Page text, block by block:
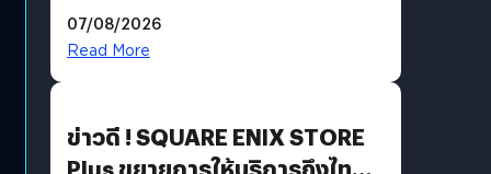
07/08/2026
Read More
ข่าวดี ! SQUARE ENIX STORE